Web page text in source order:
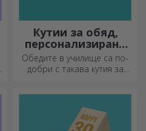
Кутии за обяд,
персонализирани
касероли
Обедите в училище са по-
добри с такава кутия за